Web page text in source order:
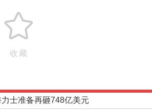
收藏
士准备再砸748亿美元